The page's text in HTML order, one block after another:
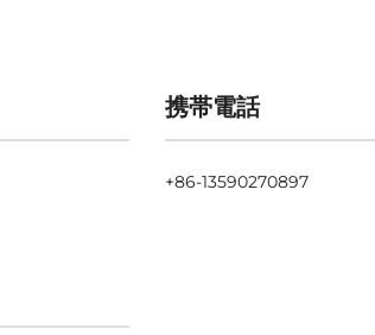
携帯電話
+86-13590270897